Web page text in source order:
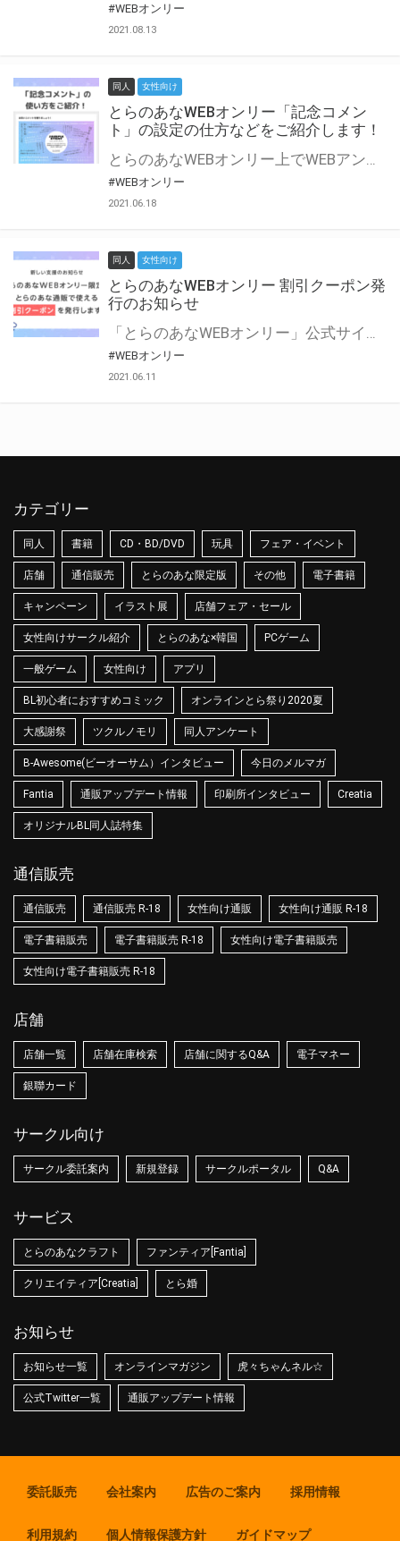
#WEBオンリー
2021.08.13
同人 女性向け
とらのあなWEBオンリー「記念コメン
ト」の設定の仕方などをご紹介します！
とらのあなWEBオンリー上でWEBアンソロジーが作成できる「記念コメント」について、その使い方や作成手順を解説します！ 支援タイプを「サークル参加型」「サークル参加型・マルシェ(イベント会場)機能付き」でお申し込みいただいている主催者様はぜひご活用ください♪ とらのあなWEBオンリーサイトはこちら
#WEBオンリー
2021.06.18
同人 女性向け
とらのあなWEBオンリー 割引クーポン発
行のお知らせ
「とらのあなWEBオンリー」公式サイトでとらのあな通販の「割引クーポン」を配布中！ イベントごとに開催当日限定で使える割引クーポンのシリアルコードを発行します。 とらのあなWEBオンリーのページをチェックして、イベント当日にお得にお買い物を楽しみましょう♪ ※本キャンペーンは予告なく終了する場合がございます。 とらのあなWEBオンリーサイトはこちら
#WEBオンリー
2021.06.11
カテゴリー
同人 書籍 CD・BD/DVD 玩具 フェア・イベント
店舗 通信販売 とらのあな限定版 その他 電子書籍
キャンペーン イラスト展 店舗フェア・セール
女性向けサークル紹介 とらのあな×韓国 PCゲーム
一般ゲーム 女性向け アプリ
BL初心者におすすめコミック オンラインとら祭り2020夏
大感謝祭 ツクルノモリ 同人アンケート
B-Awesome(ビーオーサム）インタビュー 今日のメルマガ
Fantia 通販アップデート情報 印刷所インタビュー Creatia
オリジナルBL同人誌特集
通信販売
通信販売 通信販売 R-18 女性向け通販 女性向け通販 R-18
電子書籍販売 電子書籍販売 R-18 女性向け電子書籍販売
女性向け電子書籍販売 R-18
店舗
店舗一覧 店舗在庫検索 店舗に関するQ&A 電子マネー
銀聯カード
サークル向け
サークル委託案内 新規登録 サークルポータル Q&A
サービス
とらのあなクラフト ファンティア[Fantia]
クリエイティア[Creatia] とら婚
お知らせ
お知らせ一覧 オンラインマガジン 虎々ちゃんネル☆
公式Twitter一覧 通販アップデート情報
委託販売 会社案内 広告のご案内 採用情報
利用規約 個人情報保護方針 ガイドマップ